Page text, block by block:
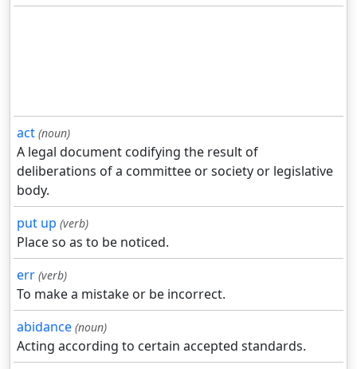
act (noun)
A legal document codifying the result of
deliberations of a committee or society or legislative
body.
put up (verb)
Place so as to be noticed.
err (verb)
To make a mistake or be incorrect.
abidance (noun)
Acting according to certain accepted standards.